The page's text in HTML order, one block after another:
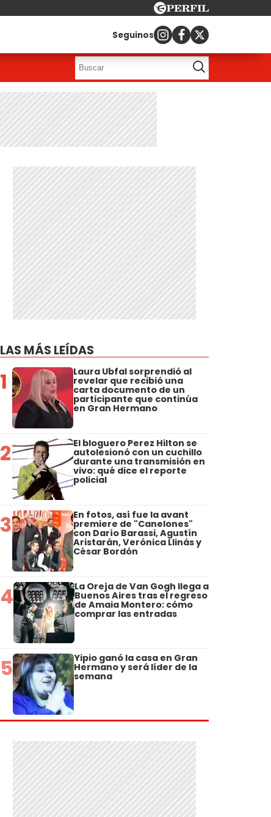
Seguinos
LAS MÁS LEÍDAS
1 Laura Ubfal sorprendió al
revelar que recibió una
carta documento de un
participante que continúa
en Gran Hermano
2 El bloguero Perez Hilton se
autolesionó con un cuchillo
durante una transmisión en
vivo: qué dice el reporte
policial
3 En fotos, así fue la avant
premiere de "Canelones"
con Darío Barassi, Agustín
Aristarán, Verónica Llinás y
César Bordón
4 La Oreja de Van Gogh llega a
Buenos Aires tras el regreso
de Amaia Montero: cómo
comprar las entradas
5 Yipio ganó la casa en Gran
Hermano y será líder de la
semana